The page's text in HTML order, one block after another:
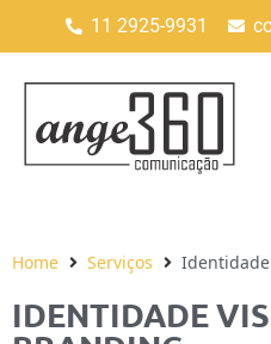
11 2925-9931
Home Serviços
IDENTIDADE